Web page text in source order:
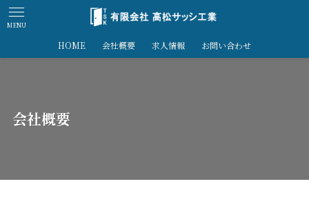
MENU
HOME 会社概要 求人情報 お問い合わせ
会社概要